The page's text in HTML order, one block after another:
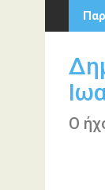
Περάστε
στο
Ο